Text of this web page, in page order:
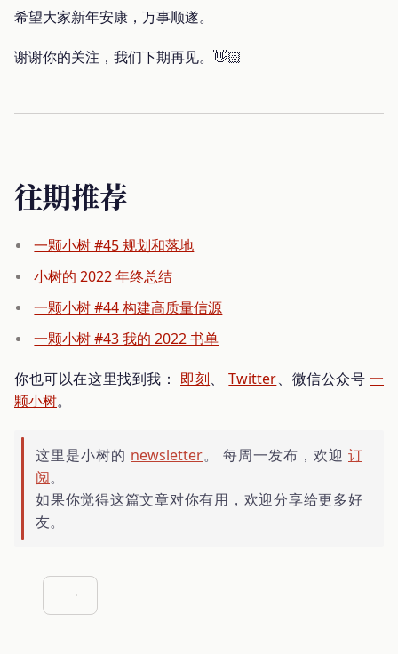
希望大家新年安康，万事顺遂。
谢谢你的关注，我们下期再见。👋🏻
往期推荐
一颗小树 #45 规划和落地
小树的 2022 年终总结
一颗小树 #44 构建高质量信源
一颗小树 #43 我的 2022 书单
你也可以在这里找到我： 即刻、Twitter、微信公众号一
颗小树。
这里是小树的 newsletter。 每周一发布，欢迎 订
阅。
如果你觉得这篇文章对你有用，欢迎分享给更多好
友。